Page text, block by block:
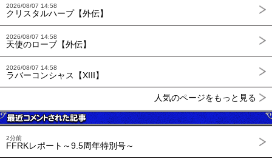
2026/08/07 14:58
クリスタルハープ【外伝】
2026/08/07 14:58
天使のローブ【外伝】
2026/08/07 14:58
ラバーコンシャス【XIII】
人気のページをもっと見る
2分前
FFRKレポート～9.5周年特別号～